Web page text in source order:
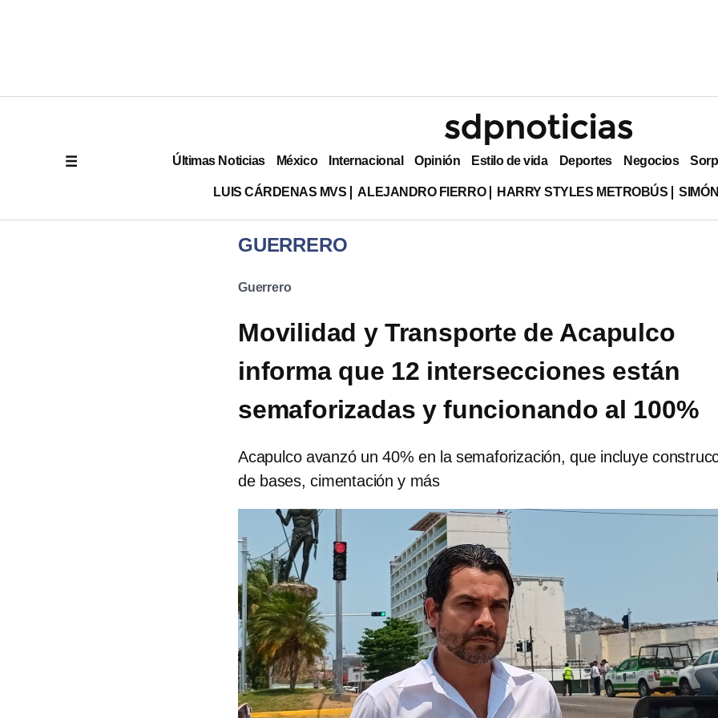
Últimas Noticias México Internacional Opinión Estilo de vida Deportes Negocios
LUIS CÁRDENAS MVS ALEJANDRO FIERRO HARRY STYLES METROBÚS
GUERRERO
Guerrero
Movilidad y Transporte de Acapulco
informa que 12 intersecciones están
semaforizadas y funcionando al 100%
Acapulco avanzó un 40% en la semaforización, que incluye
de bases, cimentación y más